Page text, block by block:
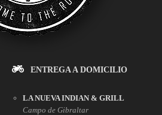
ENTREGA A DOMICILIO
LA NUEVA INDIAN & GRILL
Campo de Gibraltar